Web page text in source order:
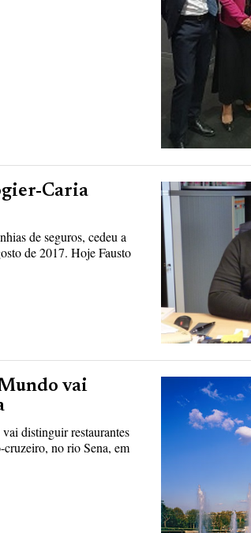
Caria
de seguros, cedeu a
de 2017. Hoje Fausto
vai
distinguir restaurantes
cruzeiro, no rio Sena, em